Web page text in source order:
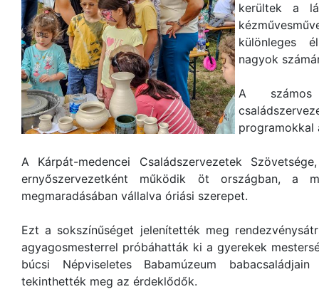
kerültek a
különleges
nagyok
A számos
programokkal
A Kárpát-medencei Családszervezetek
ernyőszervezetként működik öt országban, a
megmaradásában vállalva óriási szerepet.
Ezt a sokszínűséget jelenítették meg
agyagosmesterrel próbáhatták ki a gyerekek
búcsi Népviseletes Babamúzeum
tekinthették meg az érdeklődők.